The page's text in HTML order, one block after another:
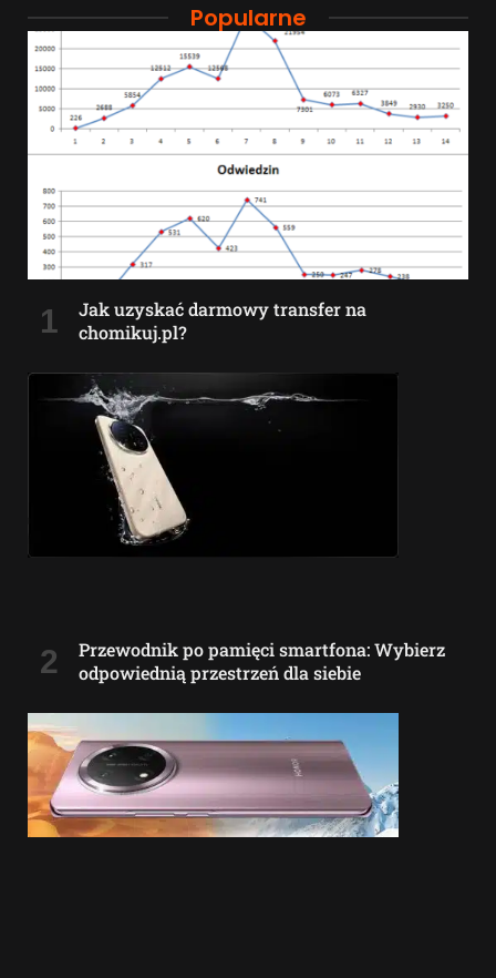
Popularne
Jak uzyskać darmowy transfer na
chomikuj.pl?
Przewodnik po pamięci smartfona: Wybierz
odpowiednią przestrzeń dla siebie